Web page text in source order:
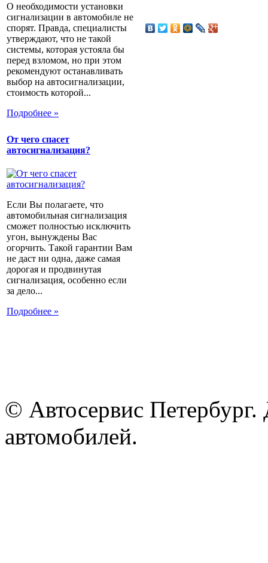
О необходимости установки
сигнализации в автомобиле не
спорят. Правда, специалисты
утверждают, что не такой
системы, которая устояла бы
перед взломом, но при этом
рекомендуют останавливать
выбор на автосигнализации,
стоимость которой...
Подробнее »
От чего спасет
автосигнализация?
Если Вы полагаете, что
автомобильная сигнализация
сможет полностью исключить
угон, вынуждены Вас
огорчить. Такой гарантии Вам
не даст ни одна, даже самая
дорогая и продвинутая
сигнализация, особенно если
за дело...
Подробнее »
© Автосервис
автомобилей.